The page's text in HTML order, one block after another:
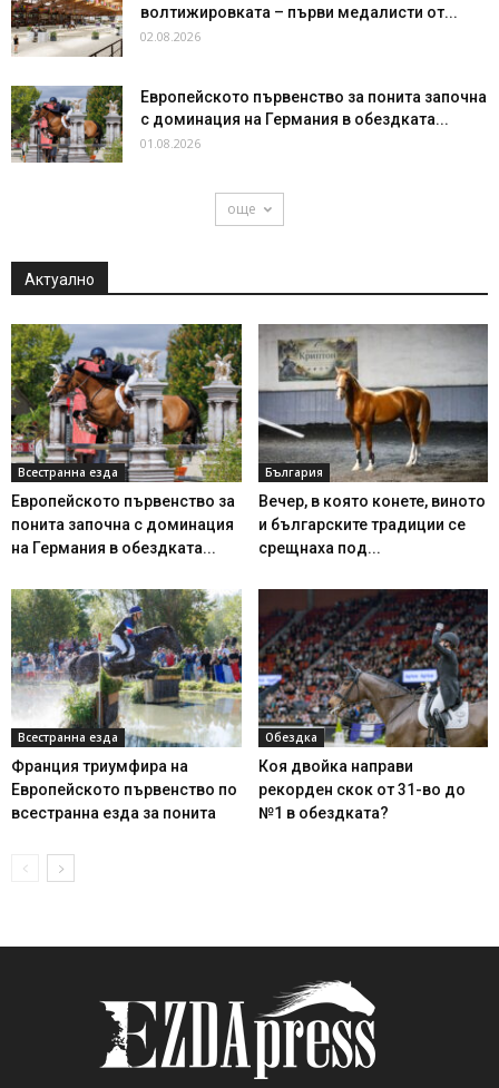
волтижировката – първи медалисти от...
02.08.2026
Европейското първенство за понита започна
с доминация на Германия в обездката...
01.08.2026
още
Актуално
Всестранна езда
Европейското първенство за
понита започна с доминация
на Германия в обездката...
България
Вечер, в която конете, виното
и българските традиции се
срещнаха под...
Всестранна езда
Франция триумфира на
Европейското първенство по
всестранна езда за понита
Обездка
Коя двойка направи
рекорден скок от 31-во до
№1 в обездката?